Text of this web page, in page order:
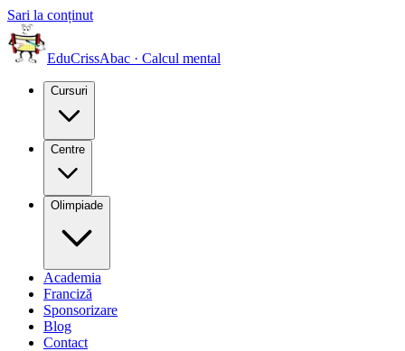
Sari la conținut
EduCrissAbac · Calcul mental
Cursuri
Centre
Olimpiade
Academia
Franciză
Sponsorizare
Blog
Contact